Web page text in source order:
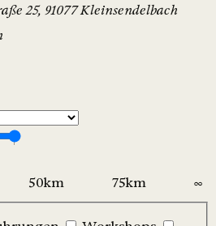
25, 91077 Kleinsendelbach